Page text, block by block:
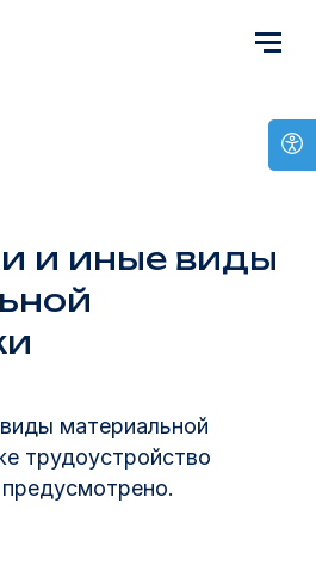
и иные виды
материальной
трудоустройство